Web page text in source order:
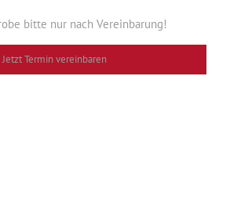
bitte nur nach Vereinbarung!
Jetzt Termin vereinbaren